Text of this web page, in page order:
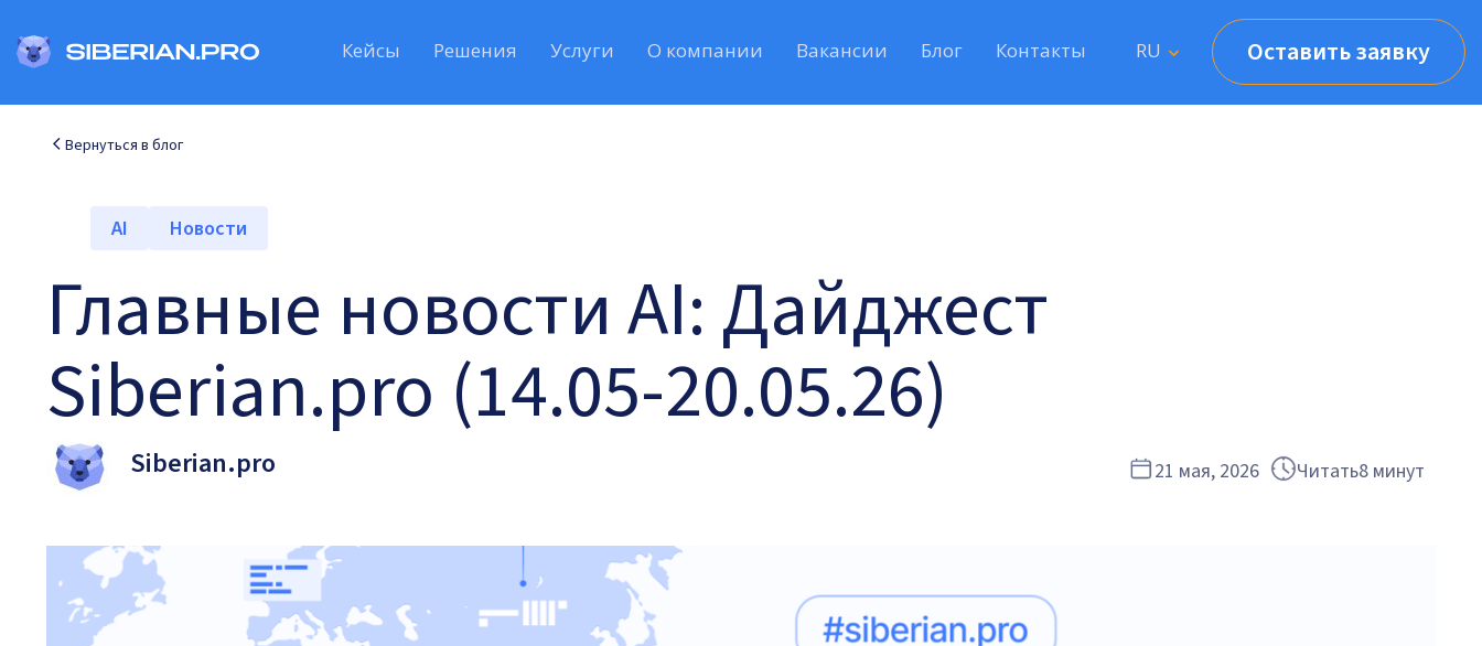
Кейсы Решения Услуги О компании Вакансии Блог Контакты RU Оставить заявку
Вернуться в блог
AI Новости
Главные новости AI: Дайджест
Siberian.pro (14.05-20.05.26)
Siberian.pro 21 мая, 2026 Читать8 минут